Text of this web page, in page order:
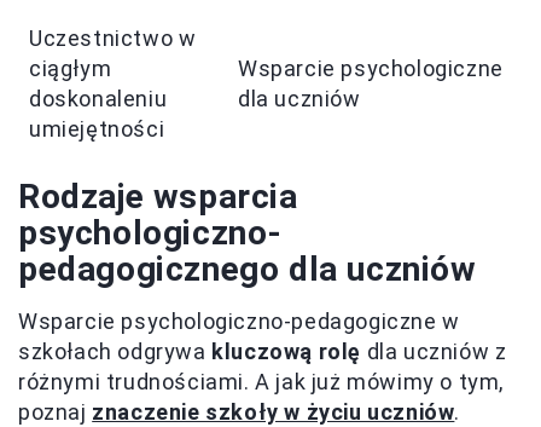
Uczestnictwo w
ciągłym
doskonaleniu
umiejętności
Wsparcie psychologiczne
dla uczniów
Rodzaje wsparcia
psychologiczno-
pedagogicznego dla uczniów
Wsparcie psychologiczno-pedagogiczne w
szkołach odgrywa kluczową rolę dla uczniów z
różnymi trudnościami. A jak już mówimy o tym,
poznaj znaczenie szkoły w życiu uczniów.